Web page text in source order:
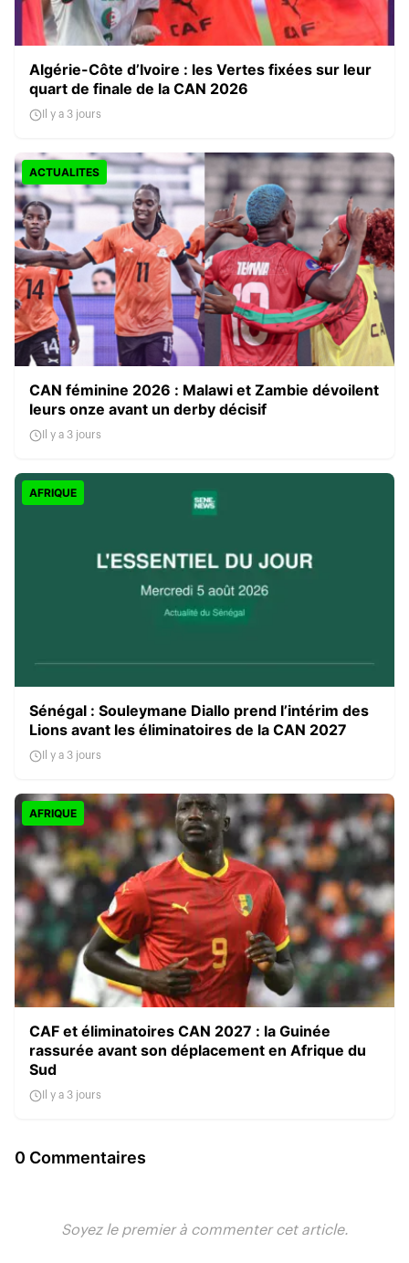
Algérie-Côte d’Ivoire : les Vertes fixées sur leur
quart de finale de la CAN 2026
Il y a 3 jours
ACTUALITES
CAN féminine 2026 : Malawi et Zambie dévoilent
leurs onze avant un derby décisif
Il y a 3 jours
AFRIQUE
Sénégal : Souleymane Diallo prend l’intérim des
Lions avant les éliminatoires de la CAN 2027
Il y a 3 jours
AFRIQUE
CAF et éliminatoires CAN 2027 : la Guinée
rassurée avant son déplacement en Afrique du
Sud
Il y a 3 jours
0 Commentaires
Soyez le premier à commenter cet article.